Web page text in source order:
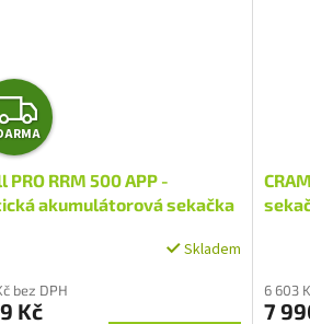
Z
D
A
M
PRO RRM 500 APP -
akumulátorová sekačka
Skladem
bez DPH
Kč
6 603
7